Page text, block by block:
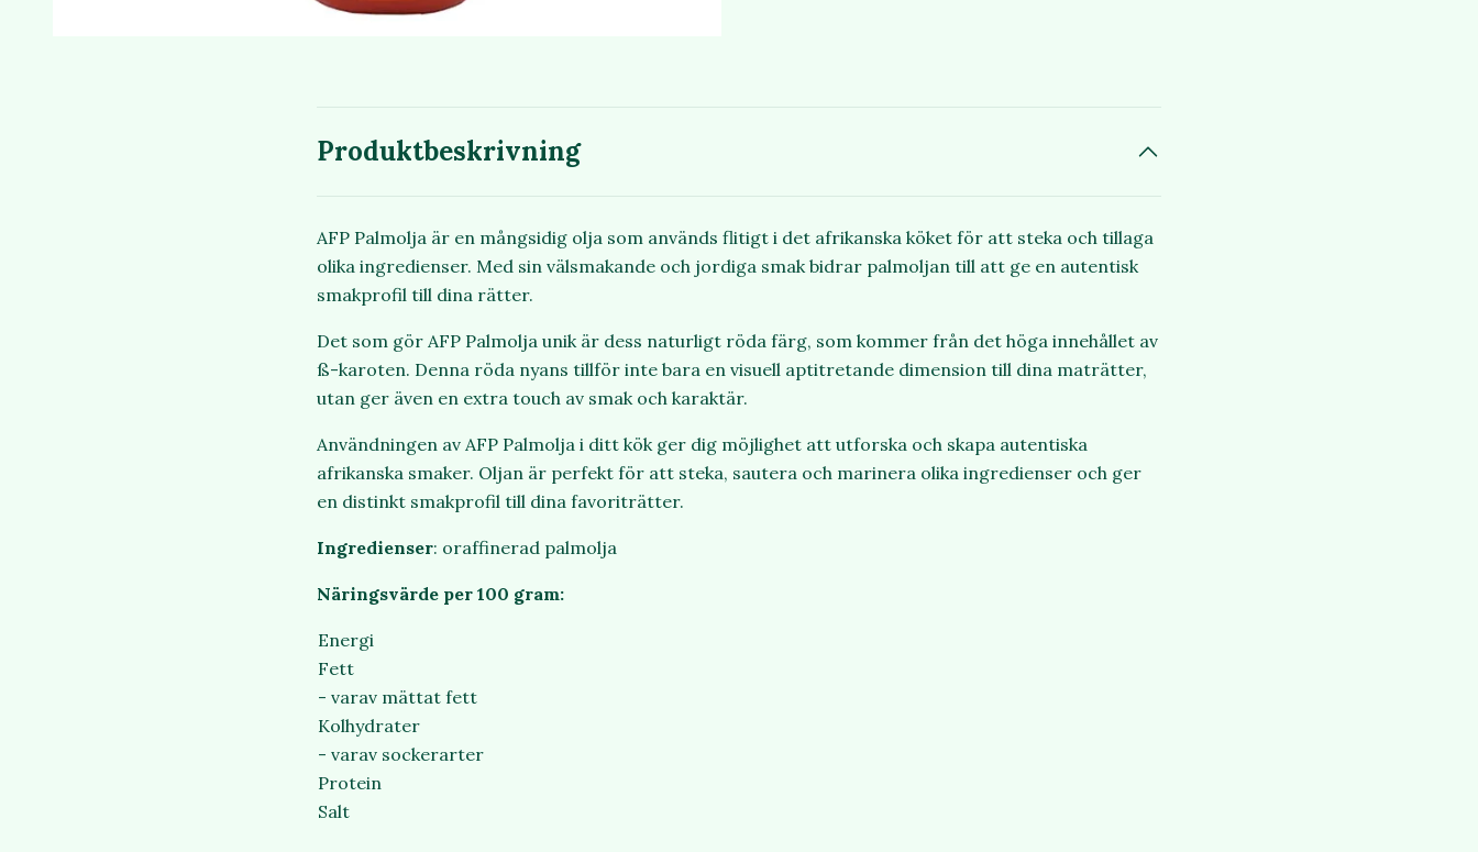
Produktbeskrivning
AFP Palmolja är en mångsidig olja som används flitigt i det afrikanska köket för att steka och tillaga
olika ingredienser. Med sin välsmakande och jordiga smak bidrar palmoljan till att ge en autentisk
smakprofil till dina rätter.
Det som gör AFP Palmolja unik är dess naturligt röda färg, som kommer från det höga innehållet av
ß-karoten. Denna röda nyans tillför inte bara en visuell aptitretande dimension till dina maträtter,
utan ger även en extra touch av smak och karaktär.
Användningen av AFP Palmolja i ditt kök ger dig möjlighet att utforska och skapa autentiska
afrikanska smaker. Oljan är perfekt för att steka, sautera och marinera olika ingredienser och ger
en distinkt smakprofil till dina favoriträtter.
Ingredienser: oraffinerad palmolja
Näringsvärde per 100 gram:
Energi
Fett
- varav mättat fett
Kolhydrater
- varav sockerarter
Protein
Salt